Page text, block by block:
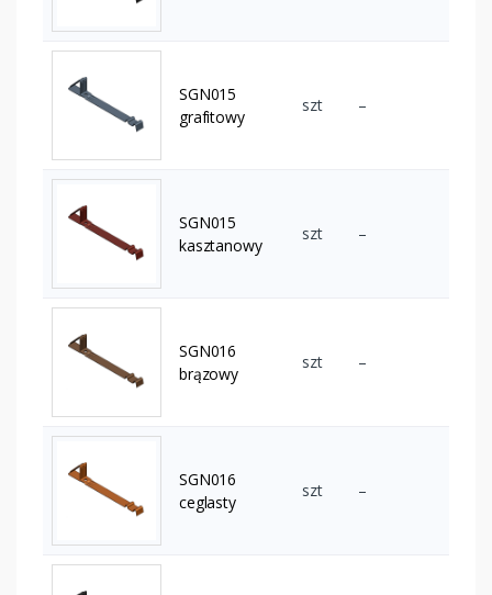
SGN015
grafitowy
szt –
SGN015
kasztanowy
szt –
SGN016
brązowy
szt –
SGN016
ceglasty
szt –